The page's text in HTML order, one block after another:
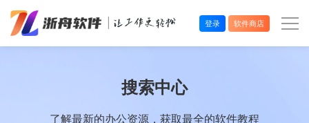
登录 软件商店
搜索中心
了解最新的办公资源，获取最全的软件教程